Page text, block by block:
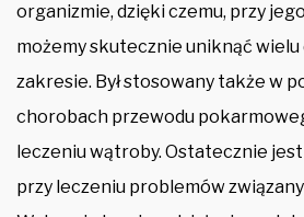
organizmie, dzięki czemu, przy
możemy skutecznie uniknąć
zakresie. Był stosowany także w
chorobach przewodu
leczeniu wątroby. Ostatecznie
przy leczeniu problemów